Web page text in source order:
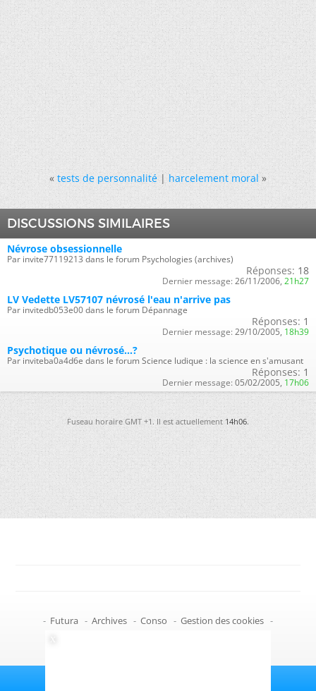
« tests de personnalité|harcelement moral »
DISCUSSIONS SIMILAIRES
Névrose obsessionnelle
Par invite77119213 dans le forum Psychologies (archives)
Réponses: 18
Dernier message: 26/11/2006, 21h27
LV Vedette LV57107 névrosé l'eau n'arrive pas
Par invitedb053e00 dans le forum Dépannage
Réponses: 1
Dernier message: 29/10/2005, 18h39
Psychotique ou névrosé...?
Par inviteba0a4d6e dans le forum Science ludique : la science en s'amusant
Réponses: 1
Dernier message: 05/02/2005, 17h06
Fuseau horaire GMT +1. Il est actuellement14h06.
- Futura - Archives - Conso - Gestion des cookies -